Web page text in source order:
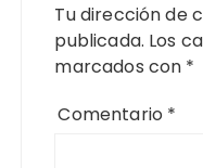
Tu dirección de
publicada. Los
marcados con *
Comentario *